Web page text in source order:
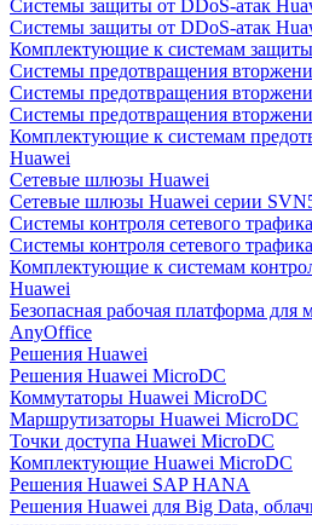
Системы защиты от DDoS-атак
Системы защиты от DDoS-атак
Комплектующие к системам
Системы предотвращения
Системы предотвращения
Системы предотвращения
Комплектующие к системам
Huawei
Сетевые шлюзы Huawei
Сетевые шлюзы Huawei серии
Системы контроля сетевого
Системы контроля сетевого
Комплектующие к системам
Huawei
Безопасная рабочая платформа для
AnyOffice
Решения Huawei
Решения Huawei MicroDC
Коммутаторы Huawei MicroDC
Маршрутизаторы Huawei MicroDC
Точки доступа Huawei MicroDC
Комплектующие Huawei MicroDC
Решения Huawei SAP HANA
Решения Huawei для Big Data,